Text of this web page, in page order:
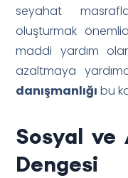
seyahat
oluşturmak
maddi yardım
azaltmaya
danışmanlığı bu
Sosyal ve
Dengesi